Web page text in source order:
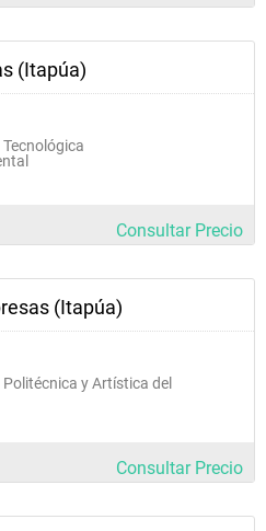
y cambios
(Itapúa)
Consultar Precio
(Itapúa)
y Artística del
Consultar Precio